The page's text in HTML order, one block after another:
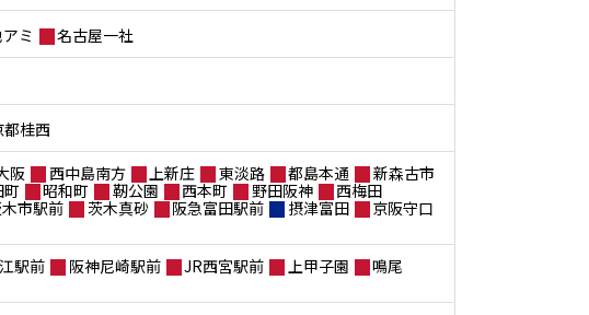
ミ 名古屋一社
都桂西
阪 西中島南方 上新庄 東淡路 都島本通
新森古市
昭和町 靭公園 西本町 野田阪神
西梅田
市駅前 茨木真砂 阪急富田駅前 摂津富田
京阪守口
駅前 阪神尼崎駅前 JR西宮駅前 上甲子園
鳴尾